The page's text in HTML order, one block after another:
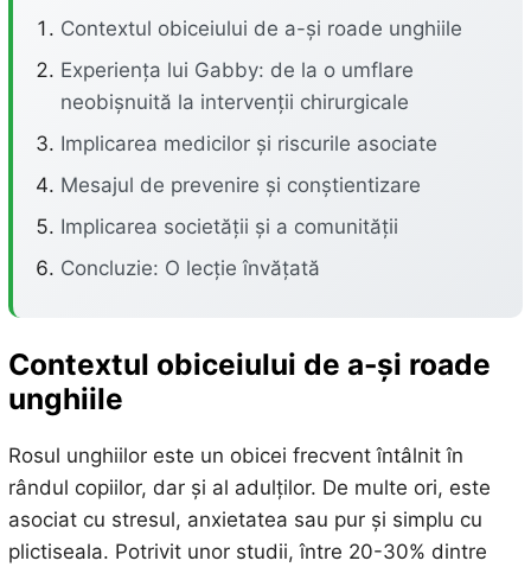
Contextul obiceiului de a-și roade unghiile
Experiența lui Gabby: de la o umflare
neobișnuită la intervenții chirurgicale
Implicarea medicilor și riscurile asociate
Mesajul de prevenire și conștientizare
Implicarea societății și a comunității
Concluzie: O lecție învățată
Contextul obiceiului de a-și roade
unghiile
Rosul unghiilor este un obicei frecvent întâlnit în
rândul copiilor, dar și al adulților. De multe ori, este
asociat cu stresul, anxietatea sau pur și simplu cu
plictiseala. Potrivit unor studii, între 20-30% dintre